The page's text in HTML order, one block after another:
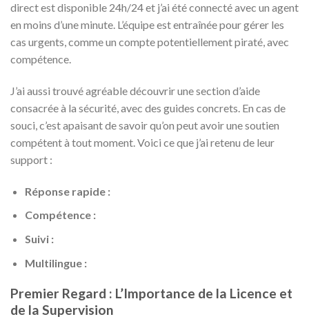
direct est disponible 24h/24 et j’ai été connecté avec un agent
en moins d’une minute. L’équipe est entraînée pour gérer les
cas urgents, comme un compte potentiellement piraté, avec
compétence.
J’ai aussi trouvé agréable découvrir une section d’aide
consacrée à la sécurité, avec des guides concrets. En cas de
souci, c’est apaisant de savoir qu’on peut avoir une soutien
compétent à tout moment. Voici ce que j’ai retenu de leur
support :
Réponse rapide :
Compétence :
Suivi :
Multilingue :
Premier Regard : L’Importance de la Licence et
de la Supervision